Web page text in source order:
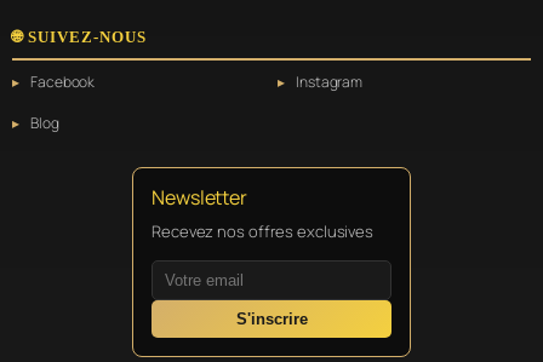
🌐 SUIVEZ-NOUS
Facebook
Instagram
Blog
Newsletter
Recevez nos offres exclusives
S'inscrire